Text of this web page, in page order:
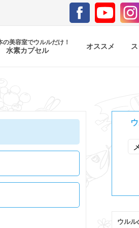
の美容室でウルルだけ！
水素カプセル オススメ
ウルル